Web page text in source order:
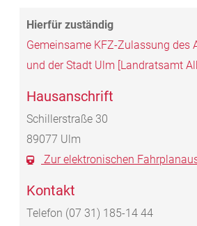
Gemeinsame KFZ-Zulassung des
und der Stadt Ulm [Landratsamt
Hausanschrift
Schillerstraße 30
89077 Ulm
Zur elektronischen
Kontakt
Telefon (07 31) 185-14 44